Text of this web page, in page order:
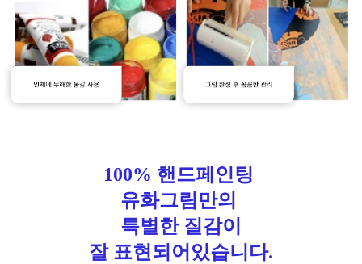
100% 핸드페인팅
유화그림만의
특별한 질감이
잘 표현되어있습니다.